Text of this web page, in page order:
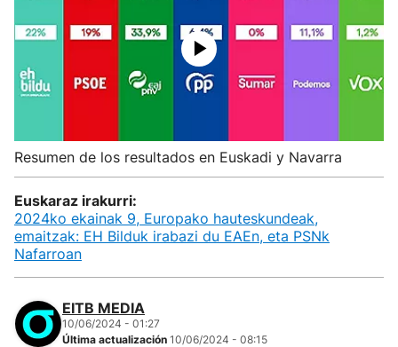
Resumen de los resultados en Euskadi y Navarra
Euskaraz irakurri:
2024ko ekainak 9, Europako hauteskundeak,
emaitzak: EH Bilduk irabazi du EAEn, eta PSNk
Nafarroan
EITB MEDIA
10/06/2024 - 01:27
Última actualización 10/06/2024 - 08:15